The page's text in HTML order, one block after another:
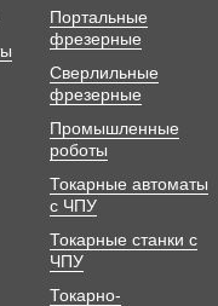
Портальные
фрезерные
Сверлильные
фрезерные
Промышленные
роботы
Токарные автоматы
с ЧПУ
Токарные станки с
ЧПУ
Токарно-